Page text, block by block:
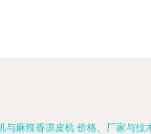
与麻辣香凉皮机 价格、厂家与技